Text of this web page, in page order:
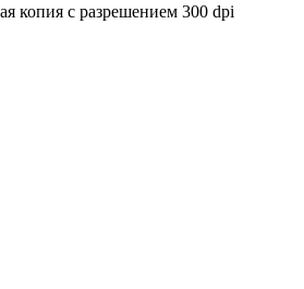
копия с разрешением 300 dpi